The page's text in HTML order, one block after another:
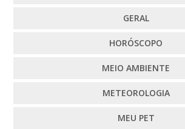
GERAL
HORÓSCOPO
MEIO AMBIENTE
METEOROLOGIA
MEU PET